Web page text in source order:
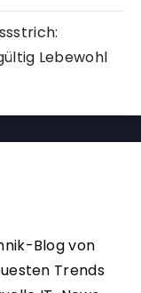
Lebewohl
Blog von
Trends